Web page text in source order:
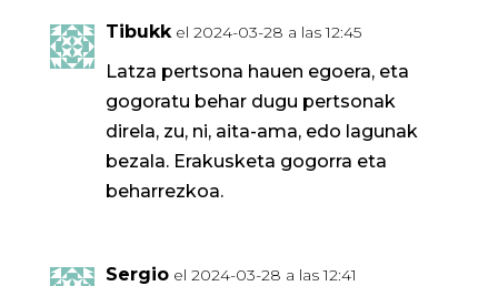
Tibukk el 2024-03-28 a las 12:45
Latza pertsona hauen egoera, eta
gogoratu behar dugu pertsonak
direla, zu, ni, aita-ama, edo lagunak
bezala. Erakusketa gogorra eta
beharrezkoa.
Sergio el 2024-03-28 a las 12:41